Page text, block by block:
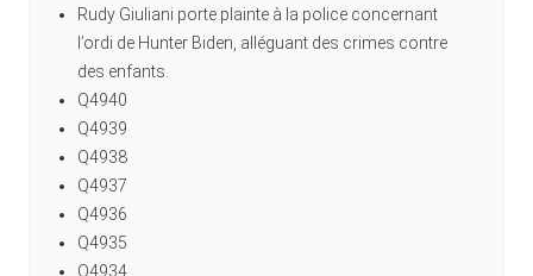
Rudy Giuliani porte plainte à la police concernant
l’ordi de Hunter Biden, alléguant des crimes contre
des enfants.
Q4940
Q4939
Q4938
Q4937
Q4936
Q4935
Q4934